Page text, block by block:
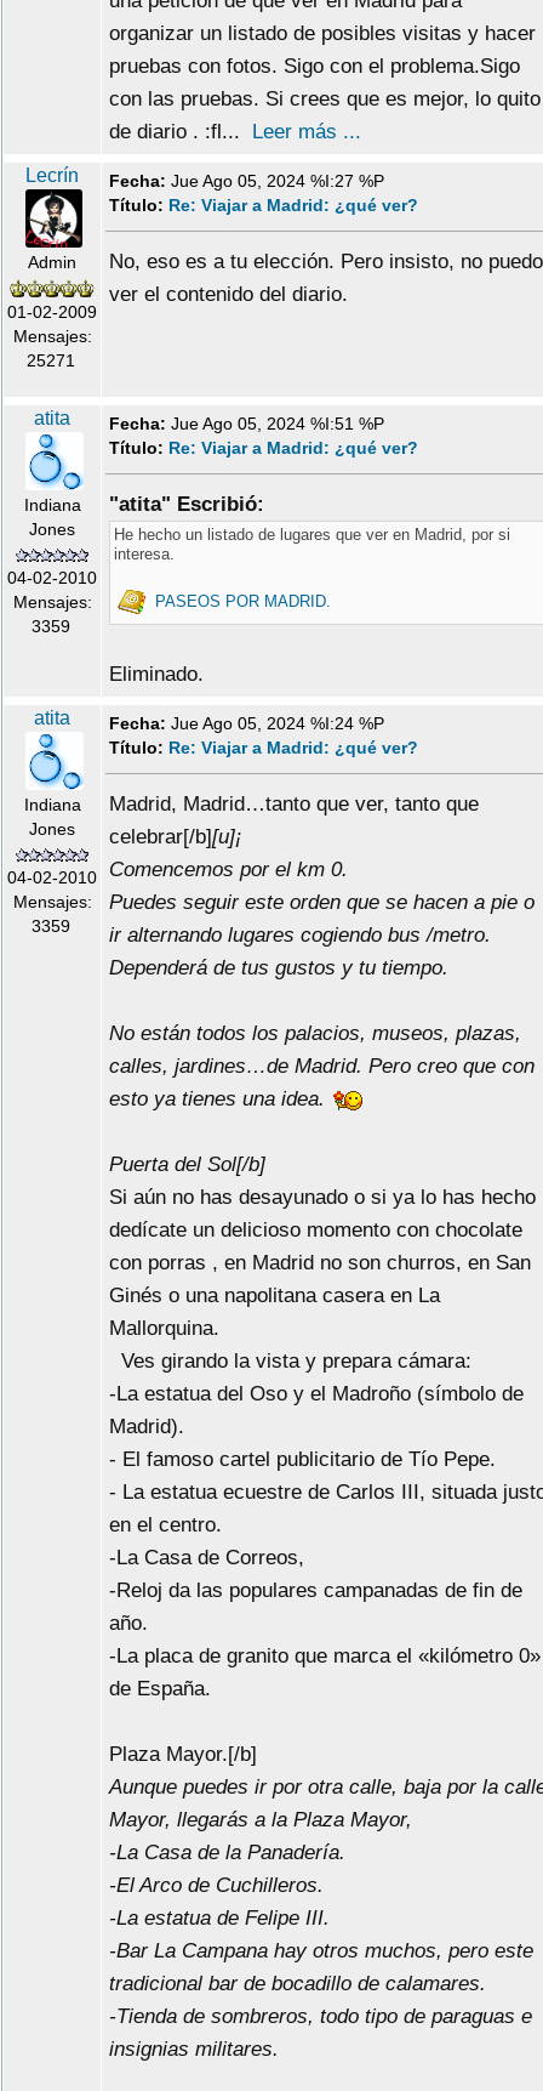
organizar un listado de posibles visitas y hacer
pruebas con fotos. Sigo con el problema.Sigo
con las pruebas. Si crees que es mejor, lo quito
de diario . :fl...
Leer más ...
Lecrín
Admin
01-02-2009
Mensajes:
25271
Fecha: Jue Ago 05, 2024 %I:27 %P
Título: Re: Viajar a Madrid: ¿qué ver?
No, eso es a tu elección. Pero insisto, no puedo
ver el contenido del diario.
atita
Indiana
Jones
04-02-2010
Mensajes:
3359
Fecha: Jue Ago 05, 2024 %I:51 %P
Título: Re: Viajar a Madrid: ¿qué ver?
"atita" Escribió:
He hecho un listado de lugares que ver en Madrid, por si
interesa.
PASEOS POR MADRID.
Eliminado.
atita
Indiana
Jones
04-02-2010
Mensajes:
3359
Fecha: Jue Ago 05, 2024 %I:24 %P
Título: Re: Viajar a Madrid: ¿qué ver?
Madrid, Madrid…tanto que ver, tanto que
celebrar[/b][u]¡
Comencemos por el km 0.
Puedes seguir este orden que se hacen a pie o
ir alternando lugares cogiendo bus /metro.
Dependerá de tus gustos y tu tiempo.
No están todos los palacios, museos, plazas,
calles, jardines…de Madrid. Pero creo que con
esto ya tienes una idea.
Puerta del Sol[/b]
Si aún no has desayunado o si ya lo has hecho
dedícate un delicioso momento con chocolate
con porras , en Madrid no son churros, en San
Ginés o una napolitana casera en La
Mallorquina.
Ves girando la vista y prepara cámara:
-La estatua del Oso y el Madroño (símbolo de
Madrid).
- El famoso cartel publicitario de Tío Pepe.
- La estatua ecuestre de Carlos III, situada
en el centro.
-La Casa de Correos,
-Reloj da las populares campanadas de fin de
año.
-La placa de granito que marca el «kilómetro 0»
de España.
Plaza Mayor.[/b]
Aunque puedes ir por otra calle, baja por la
Mayor, llegarás a la Plaza Mayor,
-La Casa de la Panadería.
-El Arco de Cuchilleros.
-La estatua de Felipe III.
-Bar La Campana hay otros muchos, pero este
tradicional bar de bocadillo de calamares.
-Tienda de sombreros, todo tipo de paraguas e
insignias militares.